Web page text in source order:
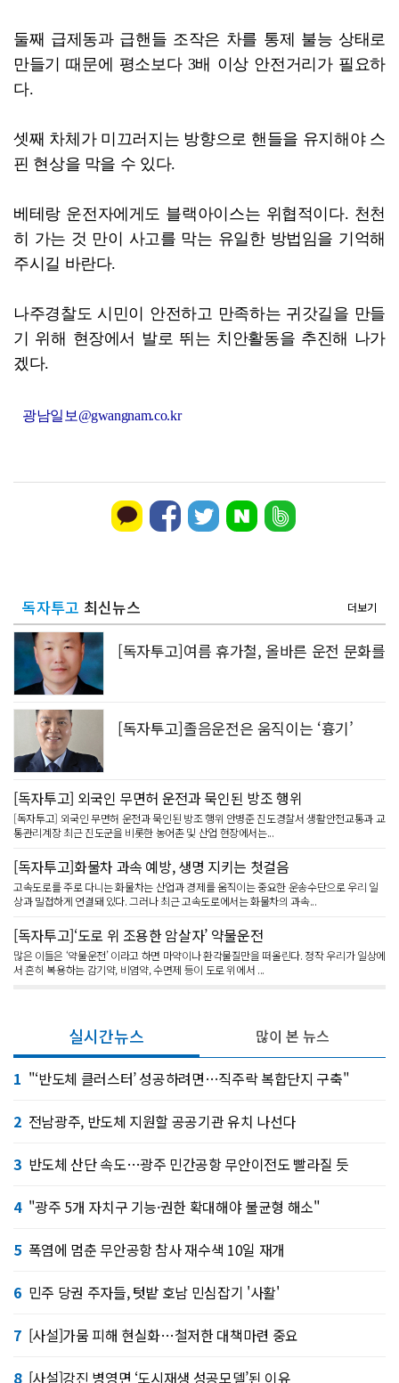
둘째 급제동과 급핸들 조작은 차를 통제 불능 상태로
만들기 때문에 평소보다 3배 이상 안전거리가 필요하
다.
셋째 차체가 미끄러지는 방향으로 핸들을 유지해야 스
핀 현상을 막을 수 있다.
베테랑 운전자에게도 블랙아이스는 위협적이다. 천천
히 가는 것 만이 사고를 막는 유일한 방법임을 기억해
주시길 바란다.
나주경찰도 시민이 안전하고 만족하는 귀갓길을 만들
기 위해 현장에서 발로 뛰는 치안활동을 추진해 나가
겠다.
광남일보@gwangnam.co.kr
독자투고 최신뉴스 더보기
[독자투고]여름 휴가철, 올바른 운전 문화를
[독자투고]졸음운전은 움직이는 ‘흉기’
[독자투고] 외국인 무면허 운전과 묵인된 방조 행위
[독자투고] 외국인 무면허 운전과 묵인된 방조 행위 안병준 진도경찰서 생활안전교통과 교
통관리계장 최근 진도군을 비롯한 농어촌 및 산업 현장에서는...
[독자투고]화물차 과속 예방, 생명 지키는 첫걸음
고속도로를 주로 다니는 화물차는 산업과 경제를 움직이는 중요한 운송수단으로 우리 일
상과 밀접하게 연결돼 있다. 그러나 최근 고속도로에서는 화물차의 과속...
[독자투고]‘도로 위 조용한 암살자’ 약물운전
많은 이들은 ‘약물운전’ 이라고 하면 마약이나 환각물질만을 떠올린다. 정작 우리가 일상에
서 흔히 복용하는 감기약, 비염약, 수면제 등이 도로 위에서 ...
실시간뉴스
1 "‘반도체 클러스터’ 성공하려면…직주락 복합단지 구축"
2 전남광주, 반도체 지원할 공공기관 유치 나선다
3 반도체 산단 속도…광주 민간공항 무안이전도 빨라질 듯
4 "광주 5개 자치구 기능·권한 확대해야 불균형 해소"
5 폭염에 멈춘 무안공항 참사 재수색 10일 재개
6 민주 당권 주자들, 텃밭 호남 민심잡기 '사활'
7 [사설]가뭄 피해 현실화…철저한 대책마련 중요
8 [사설]강진 병영면 ‘도시재생 성공모델’된 이유
많이 본 뉴스